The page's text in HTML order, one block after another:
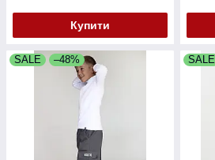
Купити
SALE –48% SALE